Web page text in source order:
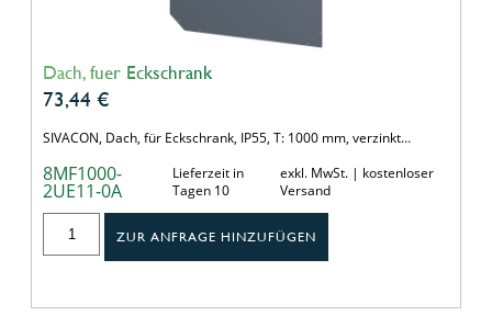
Dach, fuer Eckschrank
73,44 €
SIVACON, Dach, für Eckschrank, IP55, T: 1000 mm, verzinkt…
8MF1000-
2UE11-0A
Lieferzeit in
Tagen 10
exkl. MwSt. | kostenloser
Versand
ZUR ANFRAGE HINZUFÜGEN